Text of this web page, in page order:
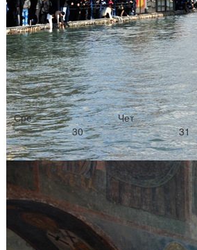
Сре Чет
30 31